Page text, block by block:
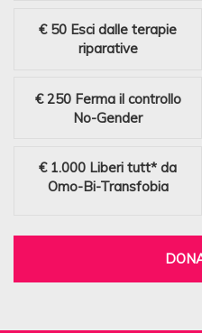
€ 50 Esci dalle terapie
riparative
€ 250 Ferma il controllo
No-Gender
€ 1.000 Liberi tutt* da
Omo-Bi-Transfobia